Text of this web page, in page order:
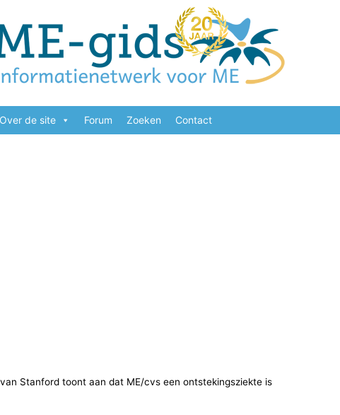
Over de site Forum Zoeken Contact
Stanford toont aan dat ME/cvs een ontstekingsziekte is